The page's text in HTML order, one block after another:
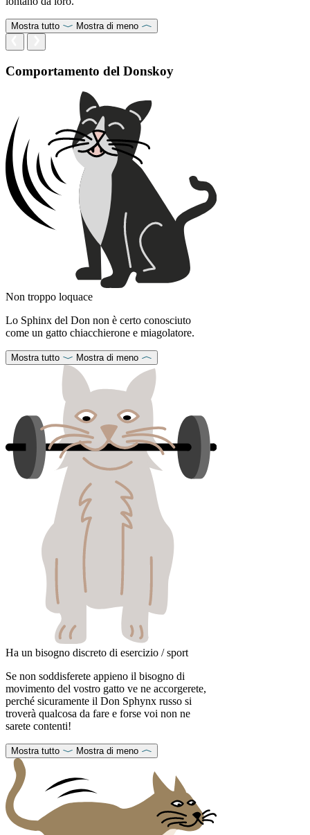
Mostra tutto Mostra di meno
Comportamento del Donskoy
Non troppo loquace
Lo Sphinx del Don non è certo conosciuto
come un gatto chiacchierone e miagolatore.
Mostra tutto Mostra di meno
Ha un bisogno discreto di esercizio / sport
Se non soddisferete appieno il bisogno di
movimento del vostro gatto ve ne accorgerete,
perché sicuramente il Don Sphynx russo si
troverà qualcosa da fare e forse voi non ne
sarete contenti!
Mostra tutto Mostra di meno